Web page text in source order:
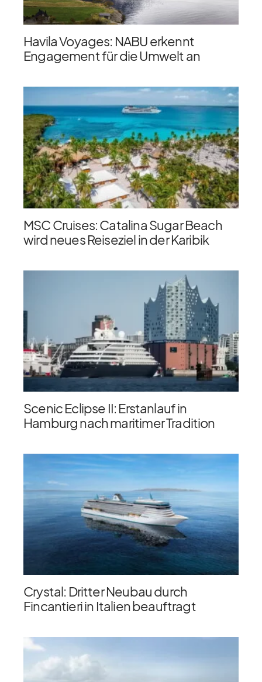
Havila Voyages: NABU erkennt
Engagement für die Umwelt an
MSC Cruises: Catalina Sugar Beach
wird neues Reiseziel in der Karibik
Scenic Eclipse II: Erstanlauf in
Hamburg nach maritimer Tradition
Crystal: Dritter Neubau durch
Fincantieri in Italien beauftragt